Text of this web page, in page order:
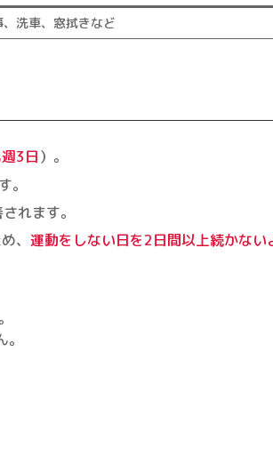
洗車、窓拭きなど
3日）。
。
れます。
、 運動をしない日を2日間以上続かない